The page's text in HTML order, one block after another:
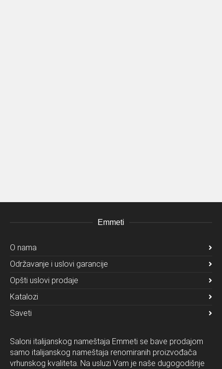
Emmeti
O nama
Održavanje i uslovi garancije
Opšti uslovi prodaje
Katalozi
Saveti
Saloni italijanskog nameštaja Emmeti se bave prodajom
samo italijanskog nameštaja renomiranih proizvođača
vrhunskog kvaliteta. Na usluzi Vam je naše dugogodišnje